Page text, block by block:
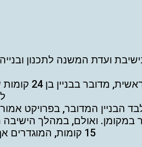
ועדת המשנה לתכנון
ראשית,
במקומן. ואולם, במהלך
15 קומות, המוגדרים אף הם על ידי התושבים כמגדלי מגורים, בטח ובטח ביחס למבנים הקיימים כיום בשכונה.